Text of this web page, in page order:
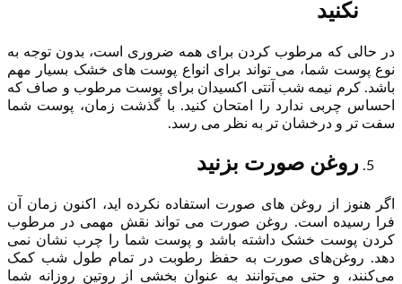
نکنید
در حالی که مرطوب کردن برای همه ضروری است، بدون توجه به
نوع پوست شما، می تواند برای انواع پوست های خشک بسیار مهم
باشد. کرم نیمه شب آنتی اکسیدان برای پوست مرطوب و صاف که
احساس چربی ندارد را امتحان کنید. با گذشت زمان، پوست شما
سفت تر و درخشان تر به نظر می رسد.
روغن صورت بزنید
اگر هنوز از روغن های صورت استفاده نکرده اید، اکنون زمان آن
فرا رسیده است. روغن صورت می تواند نقش مهمی در مرطوب
کردن پوست خشک داشته باشد و پوست شما را چرب نشان نمی
دهد. روغن‌های صورت به حفظ رطوبت در تمام طول شب کمک
می‌کنند، و حتی می‌توانند به عنوان بخشی از روتین روزانه شما